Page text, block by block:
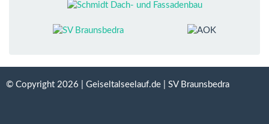
© Copyright 2026 | Geiseltalseelauf.de | SV Braunsbedra